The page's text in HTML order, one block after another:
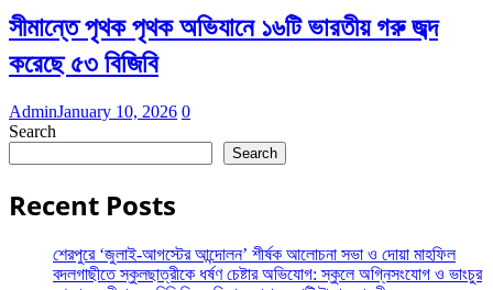
সীমান্তে পৃথক পৃথক অভিযানে ১৬টি ভারতীয় গরু জব্দ
করেছে ৫৩ বিজিবি
AdminJanuary 10, 2026 0
Search
Search
Recent Posts
শেরপুরে ‘জুলাই-আগস্টের আন্দোলন’ শীর্ষক আলোচনা সভা ও দোয়া মাহফিল
বদলগাছীতে স্কুলছাত্রীকে ধর্ষণ চেষ্টার অভিযোগ: স্কুলে অগ্নিসংযোগ ও ভাংচুর